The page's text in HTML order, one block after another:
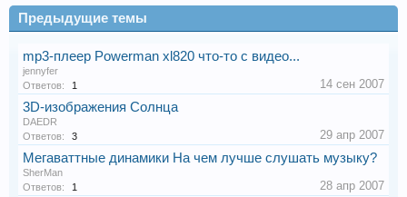
Предыдущие темы
mp3-плеер Powerman xl820 что-то с видео...
jennyfer
Ответов:
1 14 сен 2007
3D-изображения Солнца
DAEDR
Ответов:
3 29 апр 2007
Мегаваттные динамики На чем лучше слушать музыку?
SherMan
Ответов:
1 28 апр 2007